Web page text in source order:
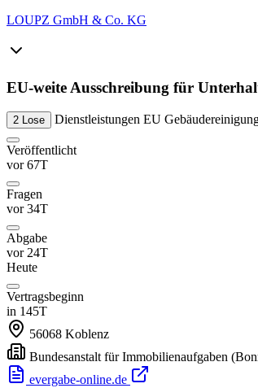
LOUPZ GmbH & Co. KG
EU-weite Ausschreibung für
2 Lose Dienstleistungen EU
Veröffentlicht
vor 67T
Fragen
vor 34T
Abgabe
vor 24T
Heute
Vertragsbeginn
in 145T
56068 Koblenz
Bundesanstalt für Immobilienaufgaben
evergabe-online.de